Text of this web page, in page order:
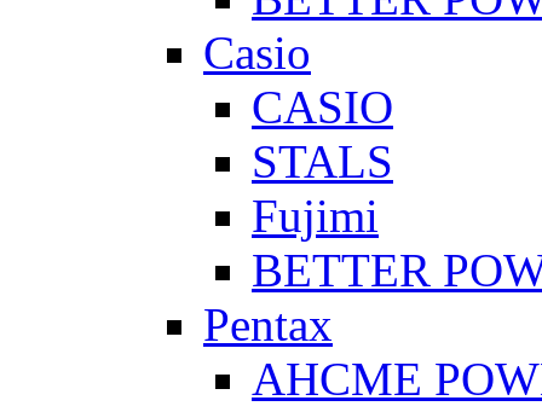
Casio
CASIO
STALS
Fujimi
BETTER
Pentax
AHCME